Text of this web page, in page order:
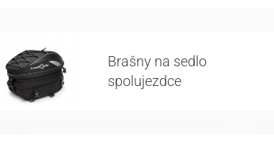
Brašny na sedlo
spolujezdce